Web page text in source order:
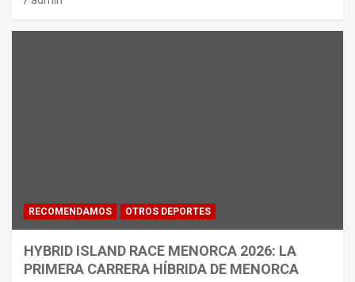
RECOMENDAMOS OTROS DEPORTES
HYBRID ISLAND RACE MENORCA 2026: LA
PRIMERA CARRERA HÍBRIDA DE MENORCA